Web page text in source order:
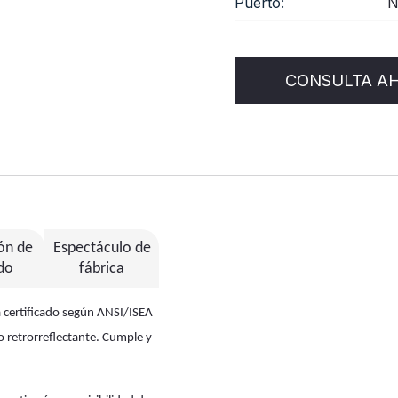
CONSULTA
de
Espectáculo de
fábrica
según ANSI/ISEA
retrorreflectante. Cumple y